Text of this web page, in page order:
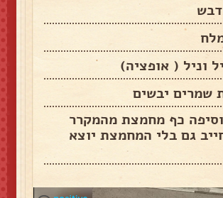
וניל ( אופציה)
כף מחמצת מהמקרר
גם בלי המחמצת יוצא